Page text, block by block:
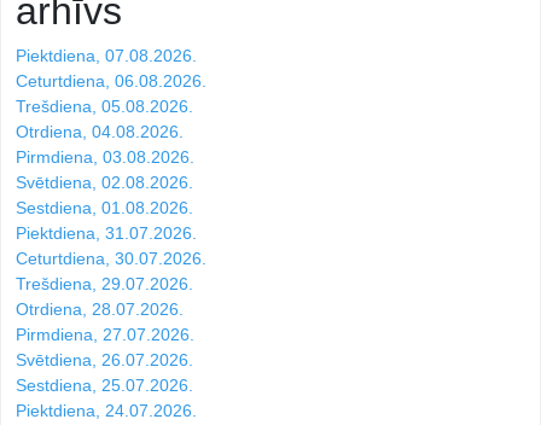
arhīvs
Piektdiena, 07.08.2026.
Ceturtdiena, 06.08.2026.
Trešdiena, 05.08.2026.
Otrdiena, 04.08.2026.
Pirmdiena, 03.08.2026.
Svētdiena, 02.08.2026.
Sestdiena, 01.08.2026.
Piektdiena, 31.07.2026.
Ceturtdiena, 30.07.2026.
Trešdiena, 29.07.2026.
Otrdiena, 28.07.2026.
Pirmdiena, 27.07.2026.
Svētdiena, 26.07.2026.
Sestdiena, 25.07.2026.
Piektdiena, 24.07.2026.